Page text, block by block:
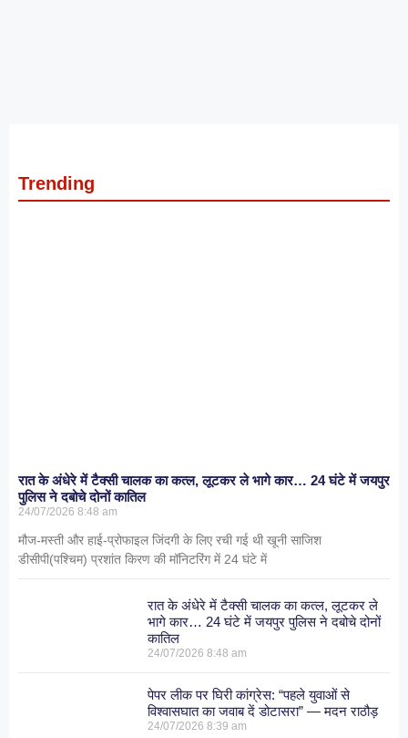
Trending
रात के अंधेरे में टैक्सी चालक का कत्ल, लूटकर ले भागे कार… 24 घंटे में जयपुर
पुलिस ने दबोचे दोनों कातिल
24/07/2026 8:48 am
मौज-मस्ती और हाई-प्रोफाइल जिंदगी के लिए रची गई थी खूनी साजिश
डीसीपी(पश्चिम) प्रशांत किरण की मॉनिटरिंग में 24 घंटे में
रात के अंधेरे में टैक्सी चालक का कत्ल, लूटकर ले
भागे कार… 24 घंटे में जयपुर पुलिस ने दबोचे दोनों
कातिल
24/07/20268:48 am
पेपर लीक पर घिरी कांग्रेस: “पहले युवाओं से
विश्वासघात का जवाब दें डोटासरा” — मदन राठौड़
24/07/20268:39 am